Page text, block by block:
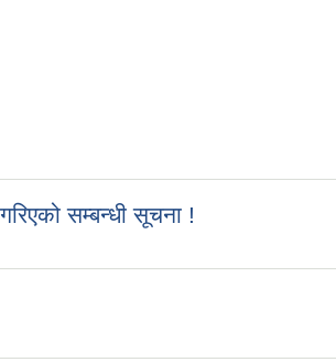
सम्बन्धी सूचना !